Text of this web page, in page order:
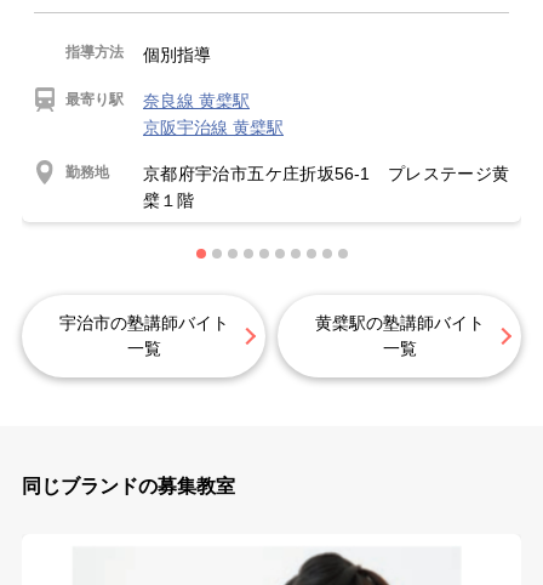
指導方法 個別指導
最寄り駅
奈良線 黄檗駅
京阪宇治線 黄檗駅
勤務地
京都府宇治市五ケ庄折坂56-1 プレステージ黄
檗１階
宇治市の塾講師バイト
一覧
黄檗駅の塾講師バイト
一覧
同じブランドの募集教室